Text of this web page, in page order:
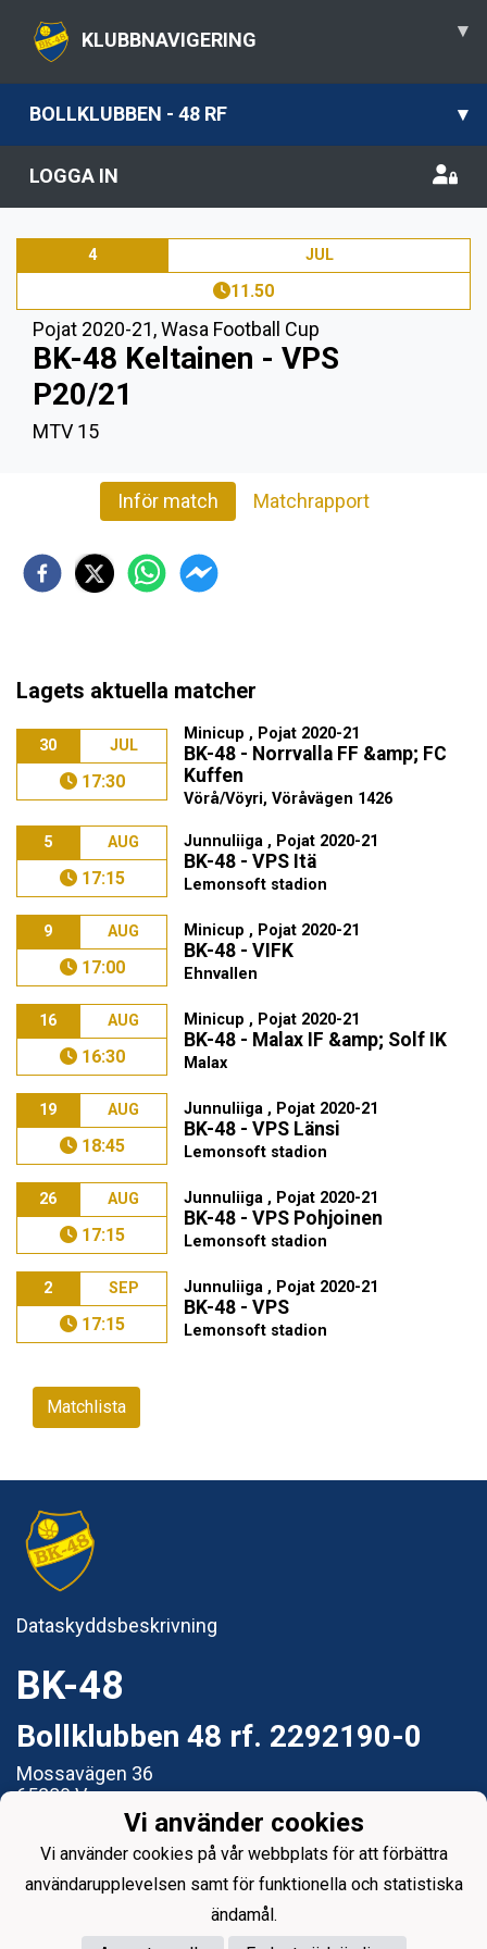
KLUBBNAVIGERING ▾
BOLLKLUBBEN - 48 RF ▾
LOGGA IN
4 JUL
11.50
Pojat 2020-21,Wasa Football Cup
BK-48 Keltainen - VPS
P20/21
MTV 15
Inför match Matchrapport
Lagets aktuella matcher
30 JUL
17:30
Minicup , Pojat 2020-21
BK-48 - Norrvalla FF &amp; FC
Kuffen
Vörå/Vöyri, Vöråvägen 1426
5 AUG
17:15
Junnuliiga , Pojat 2020-21
BK-48 - VPS Itä
Lemonsoft stadion
9 AUG
17:00
Minicup , Pojat 2020-21
BK-48 - VIFK
Ehnvallen
16 AUG
16:30
Minicup , Pojat 2020-21
BK-48 - Malax IF &amp; Solf IK
Malax
19 AUG
18:45
Junnuliiga , Pojat 2020-21
BK-48 - VPS Länsi
Lemonsoft stadion
26 AUG
17:15
Junnuliiga , Pojat 2020-21
BK-48 - VPS Pohjoinen
Lemonsoft stadion
2 SEP
17:15
Junnuliiga , Pojat 2020-21
BK-48 - VPS
Lemonsoft stadion
Matchlista
Dataskyddsbeskrivning
BK-48
Bollklubben 48 rf. 2292190-0
Mossavägen 36
65280 Vasa
e-post: styrelsen@bk48.fi
Vi använder cookies
Vi använder cookies på vår webbplats för att förbättra
användarupplevelsen samt för funktionella och statistiska
ändamål.